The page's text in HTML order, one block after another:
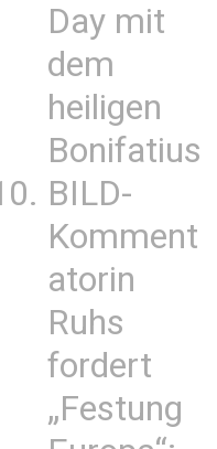
Day mit
dem
heiligen
Bonifatius
BILD-
Komment
atorin
Ruhs
fordert
„Festung